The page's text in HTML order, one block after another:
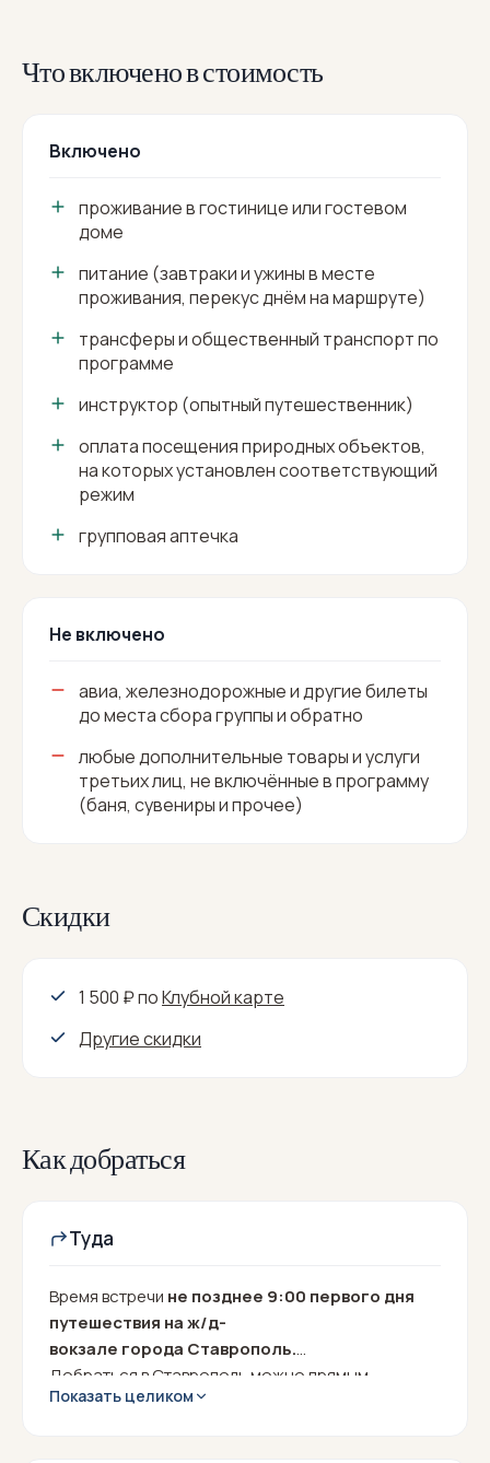
Что включено в стоимость
Включено
проживание в гостинице или гостевом
доме
питание (завтраки и ужины в месте
проживания, перекус днём на маршруте)
трансферы и общественный транспорт по
программе
инструктор (опытный путешественник)
оплата посещения природных объектов,
на которых установлен соответствующий
режим
групповая аптечка
Не включено
авиа, железнодорожные и другие билеты
до места сбора группы и обратно
любые дополнительные товары и услуги
третьих лиц, не включённые в программу
(баня, сувениры и прочее)
Скидки
1 500 ₽поКлубной карте
Другие скидки
Как добраться
Туда
Время встречи не позднее 9:00 первого дня
путешествия на ж/д-
вокзале города Ставрополь.
Добраться в Ставрополь можно прямым
авиарейсом либо поездом из Москвы или Санкт-
Показать целиком